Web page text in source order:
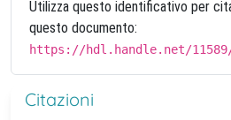
Utilizza questo identificativo per
questo documento:
https://hdl.handle.net/11589/
Citazioni